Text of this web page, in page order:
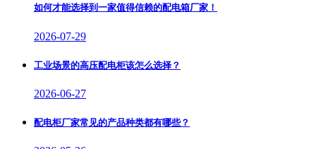
如何才能选择到一家值得信赖的配电箱厂家！
2026-07-29
工业场景的高压配电柜该怎么选择？
2026-06-27
配电柜厂家常见的产品种类都有哪些？